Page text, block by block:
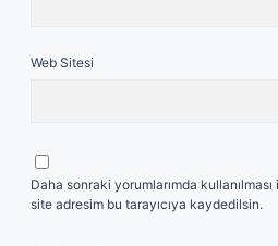
Web Sitesi
Daha sonraki yorumlarımda
site adresim bu tarayıcıya kaydedilsin.